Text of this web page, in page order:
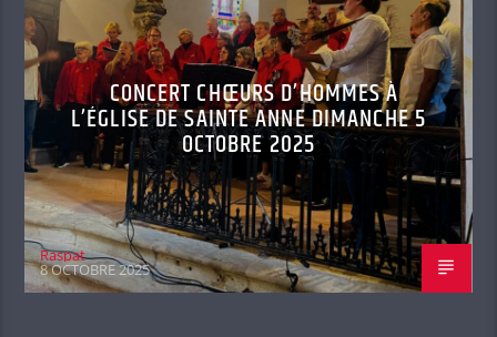
CONCERT CHŒURS D’HOMMES À
L’ÉGLISE DE SAINTE ANNE DIMANCHE 5
OCTOBRE 2025
Raspat
8 OCTOBRE 2025